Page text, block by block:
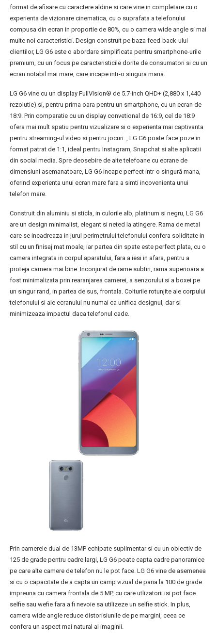
format de afisare cu caractere aldine si care vine in completare cu o
experienta de vizionare cinematica, cu o suprafata a telefonului
compusa din ecran in proportie de 80%, cu o camera wide angle si mai
multe noi caracteristici. Design construit pe baza feed-back-ului
clientilor, LG G6 este o abordare simplificata pentru smartphone-urile
premium, cu un focus pe caracteristicile dorite de consumatori si cu un
ecran notabil mai mare, care incape intr-o singura mana.
LG G6 vine cu un display FullVision® de 5.7-inch QHD+ (2,880 x 1,440
rezolutie) si, pentru prima oara pentru un smartphone, cu un ecran de
18:9. Prin comparatie cu un display convetional de 16:9, cel de 18:9
ofera mai mult spatiu pentru vizualizare si o experienta mai captivanta
pentru streaming-ul video si pentru jocuri. , LG G6 poate face poze in
format patrat de 1:1, ideal pentru Instagram, Snapchat si alte aplicatii
din social media. Spre deosebire de alte telefoane cu ecrane de
dimensiuni asemanatoare, LG G6 incape perfect intr-o singură mana,
oferind experienta unui ecran mare fara a simti incovenienta unui
telefon mare.
Construit din aluminiu si sticla, in culorile alb, platinum si negru, LG G6
are un design minimalist, elegant si neted la atingere. Rama de metal
care se incadreaza in jurul perimetrului telefonului confera soliditate in
stil cu un finisaj mat moale, iar partea din spate este perfect plata, cu o
camera integrata in corpul aparatului, fara a iesi in afara, pentru a
proteja camera mai bine. Inconjurat de rame subtiri, rama superioara a
fost minimalizata prin rearanjarea camerei, a senzorului si a boxei pe
un singur rand, in partea de sus, frontala. Colturile rotunjite ale corpului
telefonului si ale ecranului nu numai ca unifica designul, dar si
minimizeaza impactul daca telefonul cade.
Prin camerele dual de 13MP echipate suplimentar si cu un obiectiv de
125 de grade pentru cadre largi, LG G6 poate capta cadre panoramice
pe care alte camere de telefon nu le pot face. LG G6 vine de asemenea
si cu o capacitate de a capta un camp vizual de pana la 100 de grade
impreuna cu camera frontala de 5 MP, cu care utlizatorii isi pot face
selfie sau wefie fara a fi nevoie sa utilizeze un selfie stick. In plus,
camera wide angle reduce distorisiunile de pe margini, ceea ce
confera un aspect mai natural al imaginii.